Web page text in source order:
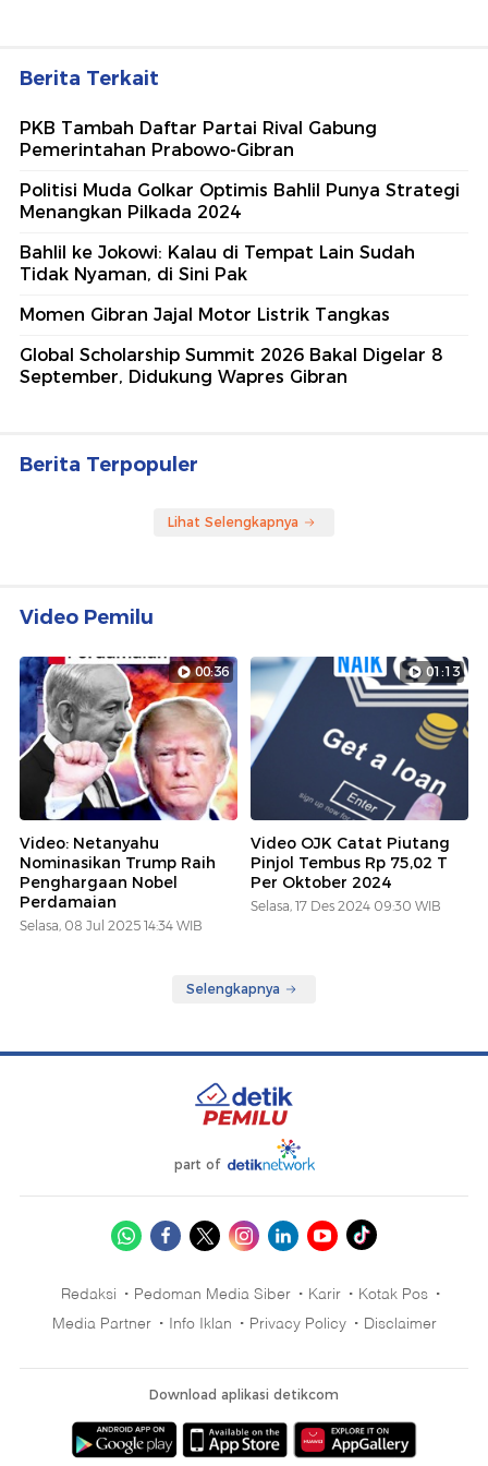
Berita Terkait
PKB Tambah Daftar Partai Rival Gabung
Pemerintahan Prabowo-Gibran
Politisi Muda Golkar Optimis Bahlil Punya Strategi
Menangkan Pilkada 2024
Bahlil ke Jokowi: Kalau di Tempat Lain Sudah
Tidak Nyaman, di Sini Pak
Momen Gibran Jajal Motor Listrik Tangkas
Global Scholarship Summit 2026 Bakal Digelar 8
September, Didukung Wapres Gibran
Berita Terpopuler
Lihat Selengkapnya
Video Pemilu
00:36
Video: Netanyahu
Nominasikan Trump Raih
Penghargaan Nobel
Perdamaian
Selasa, 08 Jul 2025 14:34 WIB
01:13
Video OJK Catat Piutang
Pinjol Tembus Rp 75,02 T
Per Oktober 2024
Selasa, 17 Des 2024 09:30 WIB
Selengkapnya
part of
Redaksi Pedoman Media Siber Karir
Kotak Pos
Media Partner
Info Iklan Privacy Policy Disclaimer
Download aplikasi detikcom